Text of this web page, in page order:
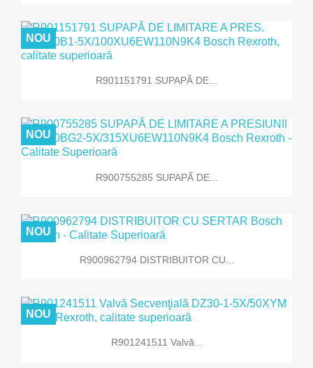
R901151791 SUPAPĂ DE...
NOU
R900755285 SUPAPĂ DE...
NOU
R900962794 DISTRIBUITOR CU...
NOU
R901241511 Valvă...
NOU